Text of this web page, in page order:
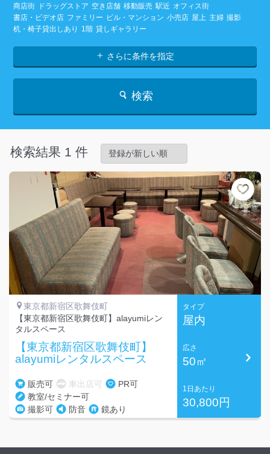
商店街 ドラッグストア 空き店舗 移動販売 駅近 オフィス街
書店・ビデオ店 ファミリー ビル・マンション 小売店 屋上 主婦 撮影
机・椅子貸出しあり
1階 貸しギャラリー
さらに条件を指定
検索
検索結果 1 件
東京都新宿区歌舞伎町
【東京都新宿区歌舞伎町】alayumiレン
タルスペース
【東京都新宿区歌舞伎町】
alayumiレンタルスペース
販売可 車出店可
PR可
教室/セミナー可
撮影可
防音 鏡あり
タイプ
屋内
広さ
50㎡
1日あたり
30,800円